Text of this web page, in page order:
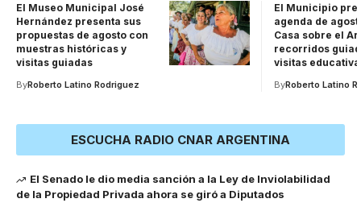
El Museo Municipal José
Hernández presenta sus
propuestas de agosto con
muestras históricas y
visitas guiadas
ByRoberto Latino Rodriguez
El Municipio
agenda de
Casa sobre el
recorridos
visitas
ByRoberto Latino
ESCUCHA RADIO CNAR ARGENTINA
El Senado le dio media sanción a la Ley de Inviolabilidad
de la Propiedad Privada ahora se giró a Diputados